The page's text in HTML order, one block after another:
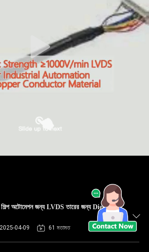
শিল্প অটোমেশন জন্য LVDS তারের জন্য Dielectric
2025-04-09 61 মতামত